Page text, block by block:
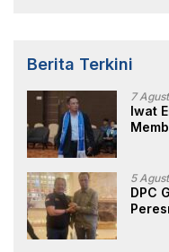
Berita Terkini
7
Iwat
5
DPC